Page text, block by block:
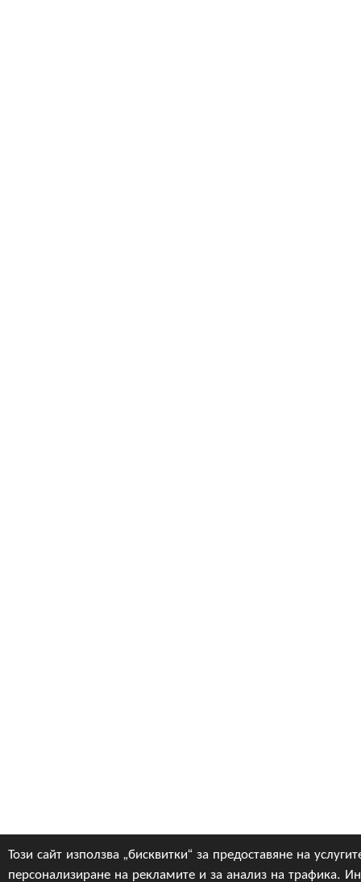
Този сайт използва „бисквитки“ за предоставяне на
персонализиране на рекламите и за анализ на трафика.